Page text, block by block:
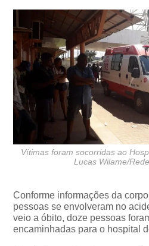
Vítimas foram socorridas ao
Lucas Wilame/
Conforme informações da
pessoas se envolveram no
veio a óbito, doze pessoas
encaminhadas para o hospital